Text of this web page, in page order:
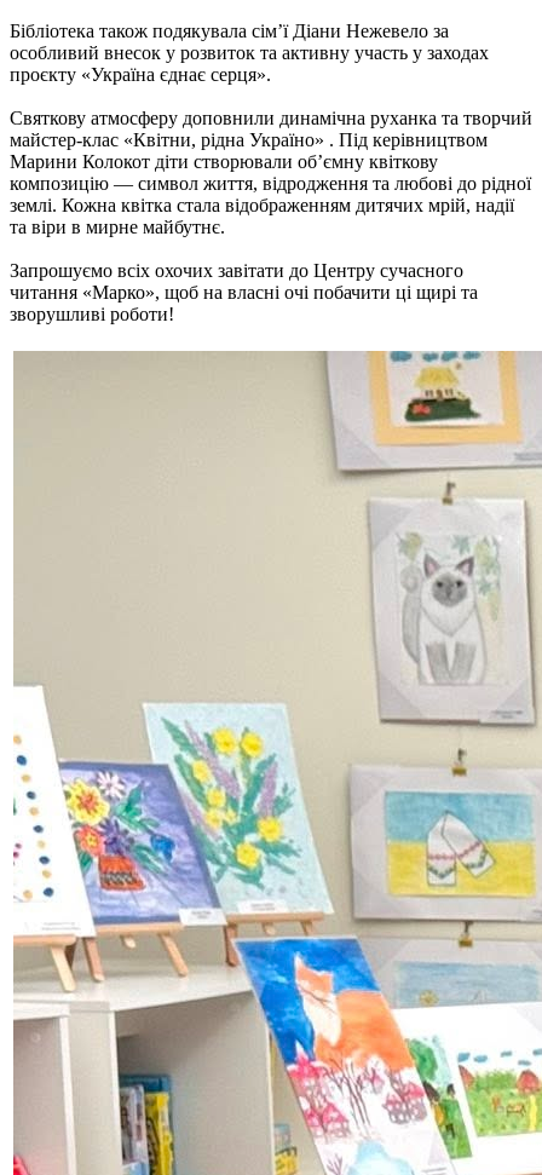
Бібліотека також подякувала сім’ї Діани Нежевело за
особливий внесок у розвиток та активну участь у заходах
проєкту «Україна єднає серця».
Святкову атмосферу доповнили динамічна руханка та творчий
майстер-клас «Квітни, рідна Україно» . Під керівництвом
Марини Колокот діти створювали об’ємну квіткову
композицію — символ життя, відродження та любові до рідної
землі. Кожна квітка стала відображенням дитячих мрій, надії
та віри в мирне майбутнє.
Запрошуємо всіх охочих завітати до Центру сучасного
читання «Марко», щоб на власні очі побачити ці щирі та
зворушливі роботи!